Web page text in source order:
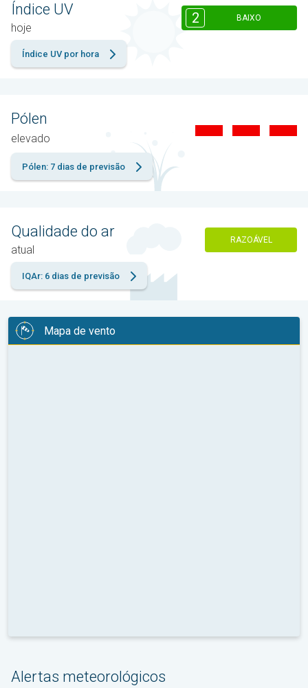
Índice UV
hoje
2 BAIXO
Índice UV por hora
Pólen
elevado
Pólen: 7 dias de previsão
Qualidade do ar
atual
RAZOÁVEL
IQAr: 6 dias de previsão
Mapa de vento
Alertas meteorológicos